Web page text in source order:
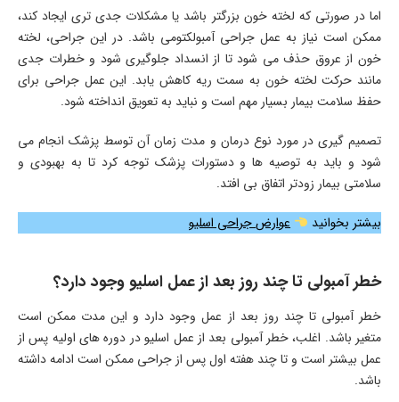
اما در صورتی که لخته خون بزرگتر باشد یا مشکلات جدی ‌تری ایجاد کند،
ممکن است نیاز به عمل جراحی آمبولکتومی باشد. در این جراحی، لخته
خون از عروق حذف می ‌شود تا از انسداد جلوگیری شود و خطرات جدی
مانند حرکت لخته خون به سمت ریه کاهش یابد. این عمل جراحی برای
حفظ سلامت بیمار بسیار مهم است و نباید به تعویق انداخته شود.
تصمیم‌ گیری در مورد نوع درمان و مدت زمان آن توسط پزشک انجام می‌
شود و باید به توصیه‌ ها و دستورات پزشک توجه کرد تا به بهبودی و
سلامتی بیمار زودتر اتفاق بی افتد.
بیشتر بخوانید
عوارض جراحی اسلیو
خطر آمبولی تا چند روز بعد از عمل اسلیو وجود دارد؟
خطر آمبولی تا چند روز بعد از عمل وجود دارد و این مدت ممکن است
متغیر باشد. اغلب، خطر آمبولی بعد از عمل اسلیو در دوره‌ های اولیه پس از
عمل بیشتر است و تا چند هفته اول پس از جراحی ممکن است ادامه داشته
باشد.